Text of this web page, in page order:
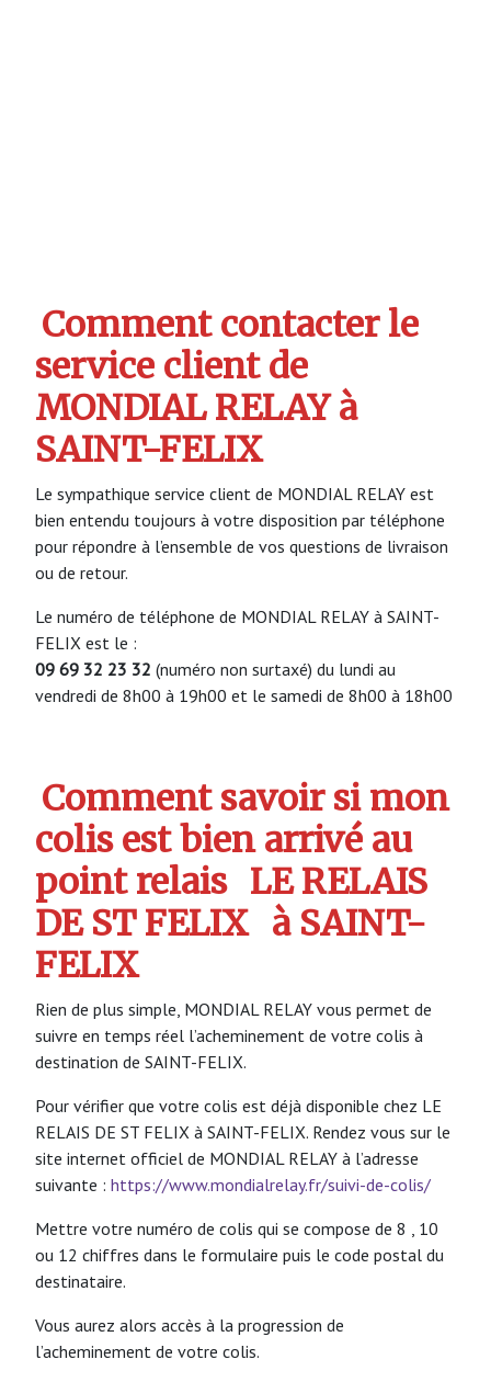
Comment contacter le
service client de
MONDIAL RELAY à
SAINT-FELIX
Le sympathique service client de MONDIAL RELAY est
bien entendu toujours à votre disposition par téléphone
pour répondre à l’ensemble de vos questions de livraison
ou de retour.
Le numéro de téléphone de MONDIAL RELAY à SAINT-
FELIX est le :
09 69 32 23 32 (numéro non surtaxé) du lundi au
vendredi de 8h00 à 19h00 et le samedi de 8h00 à 18h00
Comment savoir si mon
colis est bien arrivé au
point relais LE RELAIS
DE ST FELIX à SAINT-
FELIX
Rien de plus simple, MONDIAL RELAY vous permet de
suivre en temps réel l’acheminement de votre colis à
destination de SAINT-FELIX.
Pour vérifier que votre colis est déjà disponible chez LE
RELAIS DE ST FELIX à SAINT-FELIX. Rendez vous sur le
site internet officiel de MONDIAL RELAY à l’adresse
suivante : https://www.mondialrelay.fr/suivi-de-colis/
Mettre votre numéro de colis qui se compose de 8 , 10
ou 12 chiffres dans le formulaire puis le code postal du
destinataire.
Vous aurez alors accès à la progression de
l’acheminement de votre colis.